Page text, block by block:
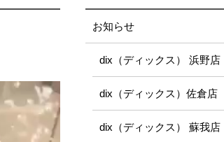
お知らせ
dix（ディックス） 浜野店
dix（ディックス）佐倉店
dix（ディックス） 蘇我店